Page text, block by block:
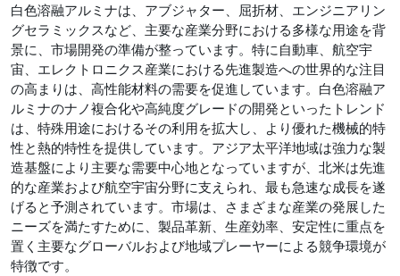
白色溶融アルミナは、アブジャター、屈折材、エンジニアリン
グセラミックスなど、主要な産業分野における多様な用途を背
景に、市場開発の準備が整っています。特に自動車、航空宇
宙、エレクトロニクス産業における先進製造への世界的な注目
の高まりは、高性能材料の需要を促進しています。白色溶融ア
ルミナのナノ複合化や高純度グレードの開発といったトレンド
は、特殊用途におけるその利用を拡大し、より優れた機械的特
性と熱的特性を提供しています。アジア太平洋地域は強力な製
造基盤により主要な需要中心地となっていますが、北米は先進
的な産業および航空宇宙分野に支えられ、最も急速な成長を遂
げると予測されています。市場は、さまざまな産業の発展した
ニーズを満たすために、製品革新、生産効率、安定性に重点を
置く主要なグローバルおよび地域プレーヤーによる競争環境が
特徴です。